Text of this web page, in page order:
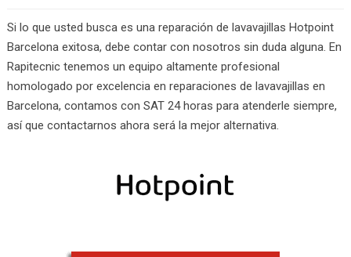
Si lo que usted busca es una reparación de lavavajillas Hotpoint
Barcelona exitosa, debe contar con nosotros sin duda alguna. En
Rapitecnic tenemos un equipo altamente profesional
homologado por excelencia en reparaciones de lavavajillas en
Barcelona, contamos con SAT 24 horas para atenderle siempre,
así que contactarnos ahora será la mejor alternativa.